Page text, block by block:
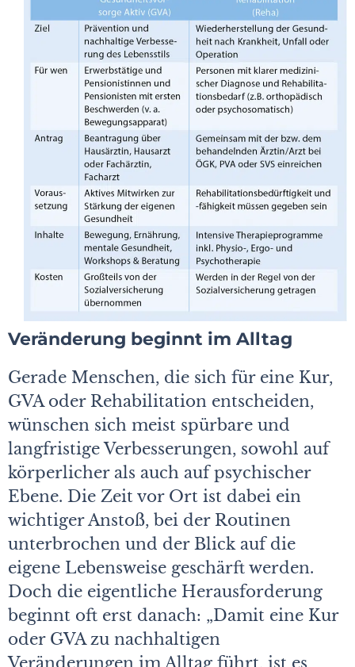
Veränderung beginnt im Alltag
Gerade Menschen, die sich für eine Kur,
GVA oder Rehabilitation entscheiden,
wünschen sich meist spürbare und
langfristige Verbesserungen, sowohl auf
körperlicher als auch auf psychischer
Ebene. Die Zeit vor Ort ist dabei ein
wichtiger Anstoß, bei der Routinen
unterbrochen und der Blick auf die
eigene Lebensweise geschärft werden.
Doch die eigentliche Herausforderung
beginnt oft erst danach: „Damit eine Kur
oder GVA zu nachhaltigen